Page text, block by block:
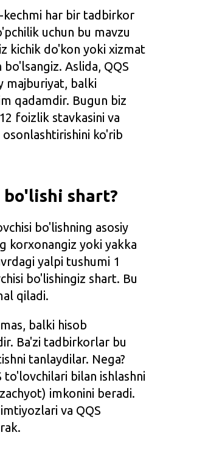
har bir tadbirkor
uchun bu mavzu
kichik do'kon yoki xizmat
Aslida, QQS
majburiyat, balki
qadamdir. Bugun biz
foizlik stavkasini va
ko'rib
shart?
bo'lishning asosiy
korxonangiz yoki yakka
yalpi tushumi 1
bo'lishingiz shart. Bu
qiladi.
balki hisob
Ba'zi tadbirkorlar bu
tanlaydilar. Nega?
bilan ishlashni
imkonini beradi.
va QQS